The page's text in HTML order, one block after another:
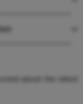
about the latest